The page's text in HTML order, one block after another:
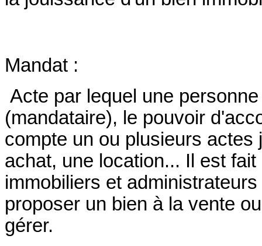
Mandat :
Acte par lequel une
(mandataire), le pouvoir
compte un ou plusieurs
achat, une location... Il est
immobiliers et
proposer un bien à la vente
gérer.